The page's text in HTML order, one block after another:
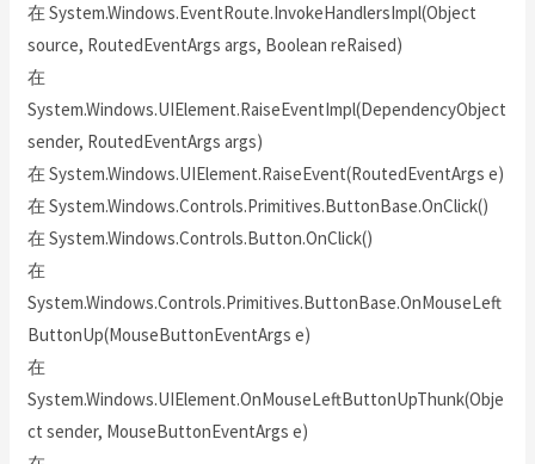
在 System.Windows.EventRoute.InvokeHandlersImpl(Object
source, RoutedEventArgs args, Boolean reRaised)
在
System.Windows.UIElement.RaiseEventImpl(DependencyObject
sender, RoutedEventArgs args)
在 System.Windows.UIElement.RaiseEvent(RoutedEventArgs e)
在 System.Windows.Controls.Primitives.ButtonBase.OnClick()
在 System.Windows.Controls.Button.OnClick()
在
System.Windows.Controls.Primitives.ButtonBase.OnMouseLeft
ButtonUp(MouseButtonEventArgs e)
在
System.Windows.UIElement.OnMouseLeftButtonUpThunk(Obje
ct sender, MouseButtonEventArgs e)